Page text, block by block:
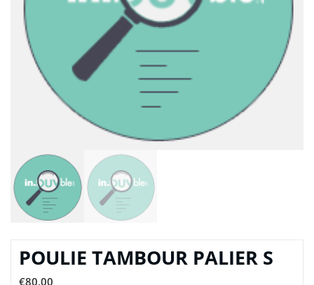
POULIE TAMBOUR PALIER S
€80,00